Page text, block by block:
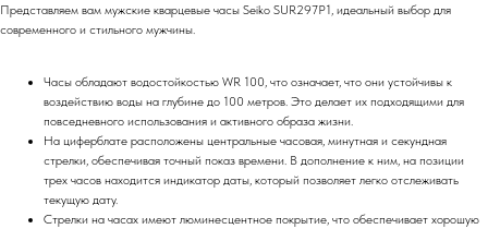
Представляем вам мужские кварцевые часы Seiko SUR297P1, идеальный выбор для
современного и стильного мужчины.
Часы обладают водостойкостью WR 100, что означает, что они устойчивы к
воздействию воды на глубине до 100 метров. Это делает их подходящими для
повседневного использования и активного образа жизни.
На циферблате расположены центральные часовая, минутная и секундная
стрелки, обеспечивая точный показ времени. В дополнение к ним, на позиции
трех часов находится индикатор даты, который позволяет легко отслеживать
текущую дату.
Стрелки на часах имеют люминесцентное покрытие, что обеспечивает хорошую